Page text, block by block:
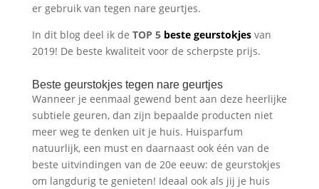
er gebruik van tegen nare geurtjes.
In dit blog deel ik de TOP 5 beste geurstokjes van
2019! De beste kwaliteit voor de scherpste prijs.
Beste geurstokjes tegen nare geurtjes
Wanneer je eenmaal gewend bent aan deze heerlijke
subtiele geuren, dan zijn bepaalde producten niet
meer weg te denken uit je huis. Huisparfum
natuurlijk, een must en daarnaast ook één van de
beste uitvindingen van de 20e eeuw: de geurstokjes
om langdurig te genieten! Ideaal ook als jij je huis